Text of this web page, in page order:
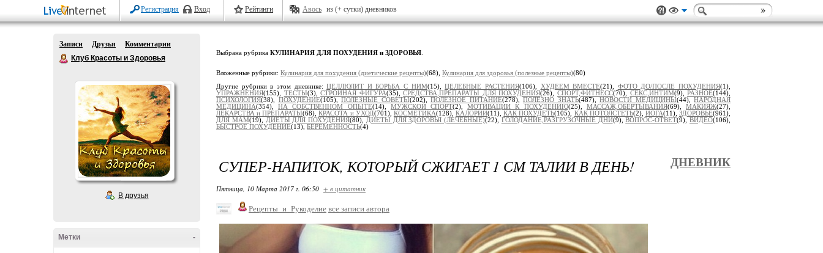
Регистрация Вход Рейтинги Авось из (+ сутки) дневников
Записи Друзья
Комментарии
Клуб Красоты и Здоровья
В друзья
-
Метки
Выбрана рубрика КУЛИНАРИЯ ДЛЯ ПОХУДЕНИЯ и ЗДОРОВЬЯ
Вложенные рубрики: Кулинария для похудения (диетические рецепты)(68), Кулинария для здоровья (полезные рецепты)(80)
Другие рубрики в этом дневнике:ЦЕЛЛЮЛИТ И БОРЬБА С НИМ(15),ЦЕЛЕБНЫЕ РАСТЕНИЯ(106), ХУДЕЕМ ВМЕСТЕ(21), ФОТО ДО/ПОСЛЕ ПОХУДЕНИЯ(1),
УПРАЖНЕНИЯ(155), ТЕСТЫ(3),СТРОЙНАЯ ФИГУРА(35),СРЕДСТВА,ПРЕПАРАТЫ ДЛЯ ПОХУДЕНИЯ(26), СПОРТ,ФИТНЕСС(70), СЕКС,ИНТИМ(9),РАЗНОЕ(144),
ПСИХОЛОГИЯ(38), ПОХУДЕНИЕ(105), ПОЛЕЗНЫЕ СОВЕТЫ(202), ПОЛЕЗНОЕ ПИТАНИЕ(278), ПОЛЕЗНО ЗНАТЬ(487), НОВОСТИ МЕДИЦИНЫ(44), НАРОДНАЯ
МЕДИЦИНА(354),НА СОБСТВЕННОМ ОПЫТЕ(14), МУЖСКОЙ СПОРТ(2),МОТИВАЦИИ К ПОХУДЕНИЮ(25), МАССАЖ,ОБЕРТЫВАНИЯ(69),МАКИЯЖ(27),
ЛЕКАРСТВА и ПРЕПАРАТЫ(68),КРАСОТА и УХОД(701), КОСМЕТИКА(128),КАЛОРИИ(11),КАК ПОХУДЕТЬ(105), КАК ПОТОЛСТЕТЬ(2), ЙОГА(11),ЗДОРОВЬЕ(961),
ДЛЯ МАМ(19), ДИЕТЫ ДЛЯ ПОХУДЕНИЯ(80), ДИЕТЫ ДЛЯ ЗДОРОВЬЯ (ЛЕЧЕБНЫЕ)(22), ГОЛОДАНИЕ,РАЗГРУЗОЧНЫЕ ДНИ(9),ВОПРОС-ОТВЕТ(9), ВИДЕО(106),
БЫСТРОЕ ПОХУДЕНИЕ(13), БЕРЕМЕННОСТЬ(4)
СУПЕР-НАПИТОК, КОТОРЫЙ СЖИГАЕТ 1 СМ ТАЛИИ В ДЕНЬ! ДНЕВНИК
Пятница, 10 Марта 2017 г. 06:50 + в цитатник
Рецепты_и_Рукоделие все записи автора